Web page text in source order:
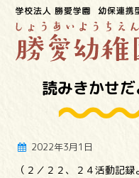
読みきかせ
2022年3月1日
（２／２２、２４活動記録